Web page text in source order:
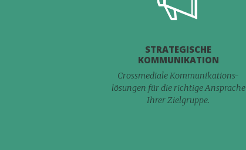
STRATEGISCHE
KOMMUNIKATION
Crossmediale Kommunikations-
lösungen für die richtige Ansprache
Ihrer Zielgruppe.